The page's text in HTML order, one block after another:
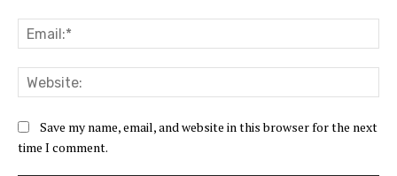
Save my name, email, and website in this browser for the next
time I comment.